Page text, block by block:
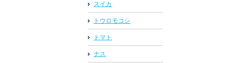
スイカ
トウロモコシ
トマト
ナス